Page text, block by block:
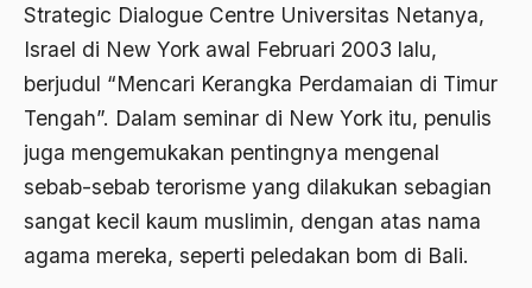
Strategic Dialogue Centre Universitas Netanya,
Israel di New York awal Februari 2003 lalu,
berjudul “Mencari Kerangka Perdamaian di Timur
Tengah”. Dalam seminar di New York itu, penulis
juga mengemukakan pentingnya mengenal
sebab-sebab terorisme yang dilakukan sebagian
sangat kecil kaum muslimin, dengan atas nama
agama mereka, seperti peledakan bom di Bali.
Ajengan SIngaparna
Akademi Betawi
Akademi Jakarta
Akbar tanjung
akhlak
Akhlaq